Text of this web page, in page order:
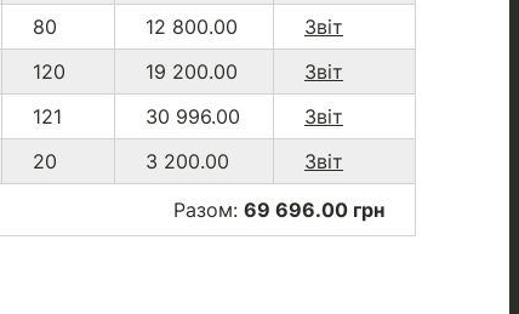
80 12 800.00
Звіт
120 19 200.00
Звіт
121 30 996.00
Звіт
20 3 200.00
Звіт
Разом: 69 696.00 грн